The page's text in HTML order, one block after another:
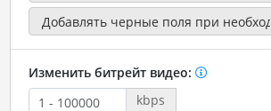
Изменить битрейт видео:
kbps